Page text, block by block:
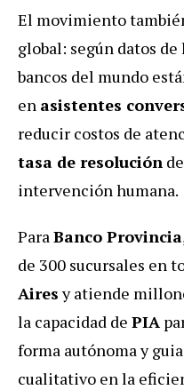
El movimiento
global: según datos
bancos del mundo
en asistentes
reducir costos de
tasa de resolución
intervención humana.
ParaBanco Provincia
de 300 sucursales en
Airesy atiende
la capacidad de PIA
forma autónoma y
cualitativo en la